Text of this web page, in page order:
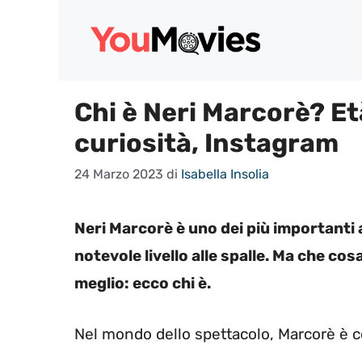
Chi è Neri Marcorè?
curiosità, Instagram
24 Marzo 2023 di Isabella Insolia
Neri Marcorè è uno dei più
notevole livello alle spalle. Ma che
meglio: ecco chi è.
Nel mondo dello spettacolo, Marcorè è